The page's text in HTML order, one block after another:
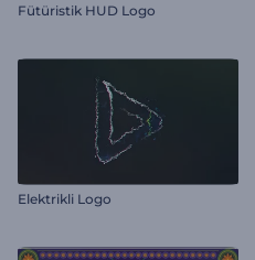
Fütüristik HUD Logo
Elektrikli Logo